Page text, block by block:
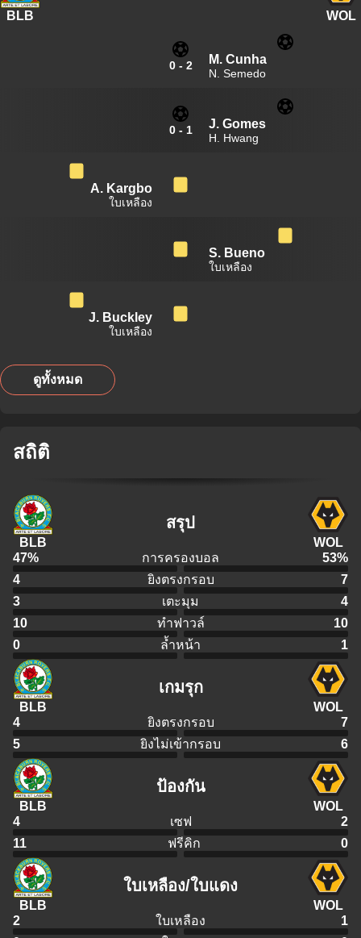
BLB WOL
0- 2 M. Cunha
N. Semedo
0- 1 J. Gomes
H. Hwang
A. Kargbo
ใบเหลือง
S. Bueno
ใบเหลือง
J. Buckley
ใบเหลือง
ดูทั้งหมด
สถิติ
BLB
สรุป
WOL
47% การครองบอล 53%
4
ยิงตรงกรอบ
7
3
เตะมุม
4
10
ทำฟาวล์
10
0
ล้ำหน้า 1
BLB
เกมรุก
WOL
4
ยิงตรงกรอบ
7
5
ยิงไม่เข้ากรอบ 6
BLB
ป้องกัน
WOL
4
เซฟ
2
11
ฟรีคิก 0
BLB
ใบเหลือง/ใบแดง
WOL
2
ใบเหลือง
1